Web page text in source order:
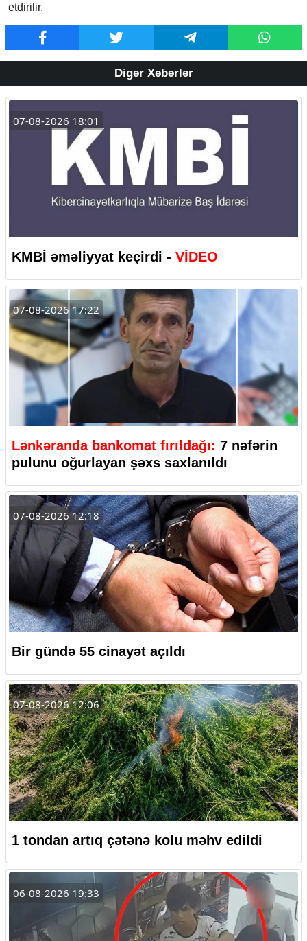
etdirilir.
Digər Xəbərlər
07-08-2026 18:01
KMBİ əməliyyat keçirdi - VİDEO
07-08-2026 17:22
Lənkəranda bankomat fırıldağı: 7 nəfərin
pulunu oğurlayan şəxs saxlanıldı
07-08-2026 12:18
Bir gündə 55 cinayət açıldı
07-08-2026 12:06
1 tondan artıq çətənə kolu məhv edildi
06-08-2026 19:33